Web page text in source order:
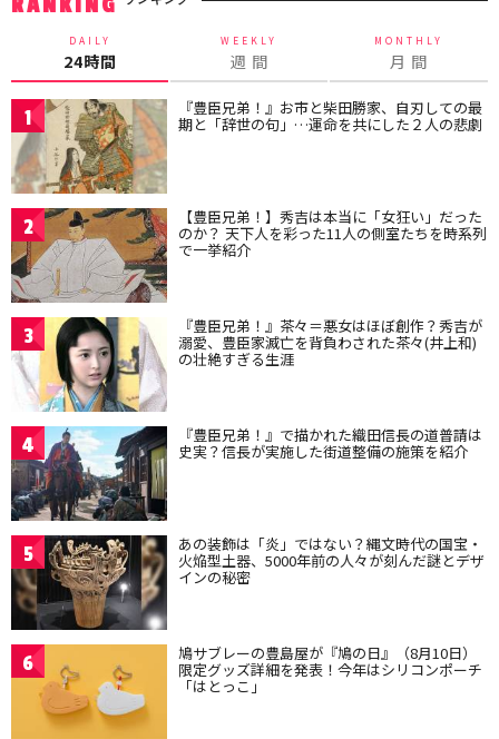
RANKING
DAILY
24時間
WEEKLY
週 間
MONTHLY
月 間
1 『豊臣兄弟！』お市と柴田勝家、自刃しての最
期と「辞世の句」…運命を共にした２人の悲劇
2 【豊臣兄弟！】秀吉は本当に「女狂い」だった
のか？ 天下人を彩った11人の側室たちを時系列
で一挙紹介
3 『豊臣兄弟！』茶々＝悪女はほぼ創作？秀吉が
溺愛、豊臣家滅亡を背負わされた茶々(井上和)
の壮絶すぎる生涯
4 『豊臣兄弟！』で描かれた織田信長の道普請は
史実？信長が実施した街道整備の施策を紹介
5 あの装飾は「炎」ではない？縄文時代の国宝・
火焔型土器、5000年前の人々が刻んだ謎とデザ
インの秘密
6 鳩サブレーの豊島屋が『鳩の日』（8月10日）
限定グッズ詳細を発表！今年はシリコンポーチ
「はとっこ」